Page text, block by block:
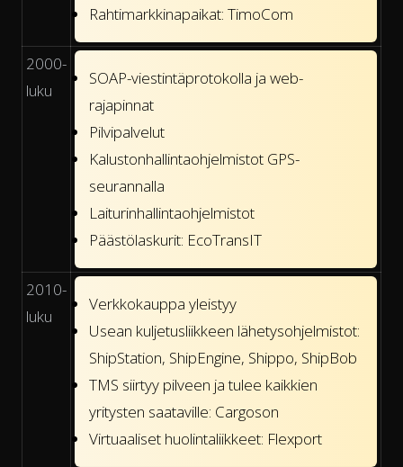
Rahtimarkkinapaikat: TimoCom
2000-
luku
SOAP-viestintäprotokolla ja web-
rajapinnat
Pilvipalvelut
Kalustonhallintaohjelmistot GPS-
seurannalla
Laiturinhallintaohjelmistot
Päästölaskurit: EcoTransIT
2010-
luku
Verkkokauppa yleistyy
Usean kuljetusliikkeen lähetysohjelmistot:
ShipStation, ShipEngine, Shippo, ShipBob
TMS siirtyy pilveen ja tulee kaikkien
yritysten saataville: Cargoson
Virtuaaliset huolintaliikkeet: Flexport